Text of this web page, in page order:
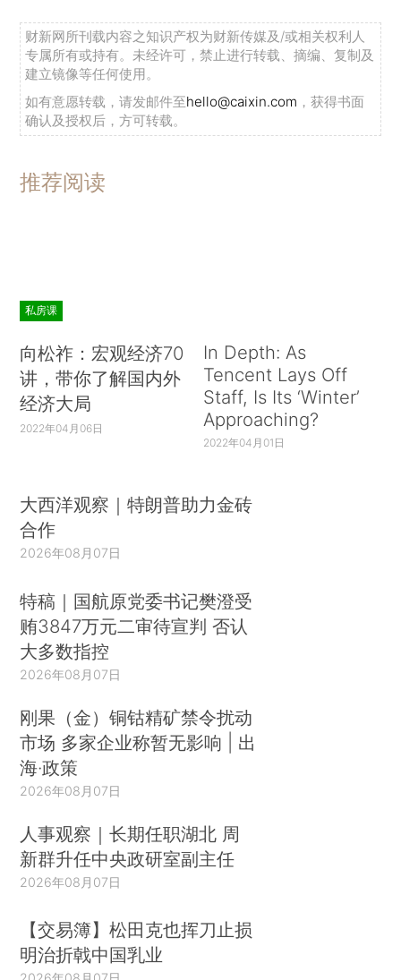
财新网所刊载内容之知识产权为财新传媒及/或相关权利人
专属所有或持有。未经许可，禁止进行转载、摘编、复制及
建立镜像等任何使用。
如有意愿转载，请发邮件至hello@caixin.com ，获得书面
确认及授权后，方可转载。
推荐阅读
私房课
向松祚：宏观经济70
讲，带你了解国内外
经济大局
2022年04月06日
In Depth: As
Tencent Lays Off
Staff, Is Its ‘Winter’
Approaching?
2022年04月01日
大西洋观察｜特朗普助力金砖
合作
2026年08月07日
特稿｜国航原党委书记樊澄受
贿3847万元二审待宣判 否认
大多数指控
2026年08月07日
刚果（金）铜钴精矿禁令扰动
市场 多家企业称暂无影响 | 出
海·政策
2026年08月07日
人事观察｜长期任职湖北 周
新群升任中央政研室副主任
2026年08月07日
【交易簿】松田克也挥刀止损
明治折戟中国乳业